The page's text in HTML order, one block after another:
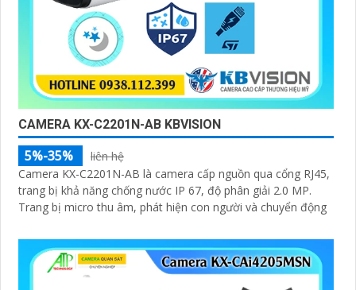
CAMERA KX-C2201N-AB KBVISION
5%-35%
liên hệ
Camera KX-C2201N-AB là camera cấp nguồn qua cổng RJ45,
trang bị khả năng chống nước IP 67, độ phân giải 2.0 MP.
Trang bị micro thu âm, phát hiện con người và chuyển động